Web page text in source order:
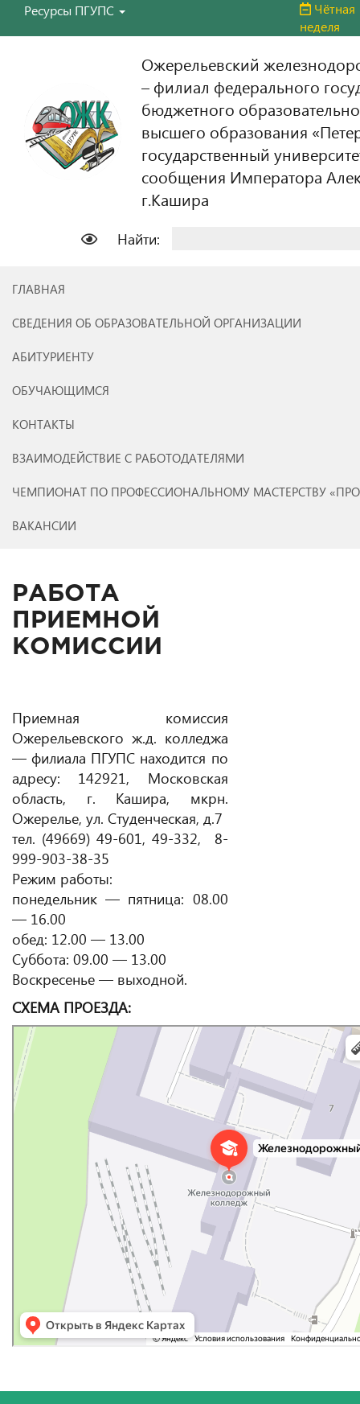
Ресурсы ПГУПС
Чётная
неделя
Ожерельевский
– филиал федерального
бюджетного
высшего образования
государственный
сообщения Императора
г.Кашира
Найти:
ГЛАВНАЯ
СВЕДЕНИЯ ОБ ОБРАЗОВАТЕЛЬНОЙ ОРГАНИЗАЦИИ
АБИТУРИЕНТУ
ОБУЧАЮЩИМСЯ
КОНТАКТЫ
ВЗАИМОДЕЙСТВИЕ С РАБОТОДАТЕЛЯМИ
ЧЕМПИОНАТ ПО ПРОФЕССИОНАЛЬНОМУ МАСТЕРСТВУ
ВАКАНСИИ
РАБОТА
ПРИЕМНОЙ
КОМИССИИ
Приемная комиссия
Ожерельевского ж.д. колледжа
— филиала ПГУПС находится по
адресу: 142921, Московская
область, г. Кашира, мкрн.
Ожерелье, ул. Студенческая, д.7
тел. (49669) 49-601, 49-332, 8-
999-903-38-35
Режим работы:
понедельник — пятница: 08.00
— 16.00
обед: 12.00 — 13.00
Суббота: 09.00 — 13.00
Воскресенье — выходной.
СХЕМА ПРОЕЗДА: